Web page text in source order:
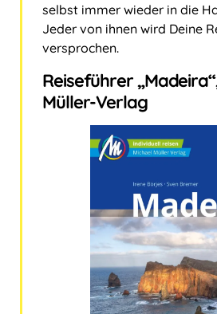
selbst immer wieder in die
Jeder von ihnen wird Deine
versprochen.
Reiseführer
Müller-Verlag